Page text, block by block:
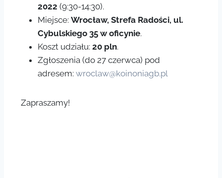
2022 (9:30-14:30).
Miejsce: Wrocław, Strefa Radości, ul.
Cybulskiego 35 w oficynie.
Koszt udziału: 20 pln.
Zgłoszenia (do 27 czerwca) pod
adresem: wroclaw@koinoniagb.pl
Zapraszamy!